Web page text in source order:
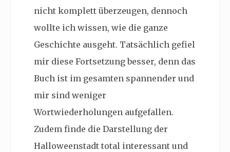
nicht komplett überzeugen, dennoch
wollte ich wissen, wie die ganze
Geschichte ausgeht. Tatsächlich gefiel
mir diese Fortsetzung besser, denn das
Buch ist im gesamten spannender und
mir sind weniger
Wortwiederholungen aufgefallen.
Zudem finde die Darstellung der
Halloweenstadt total interessant und